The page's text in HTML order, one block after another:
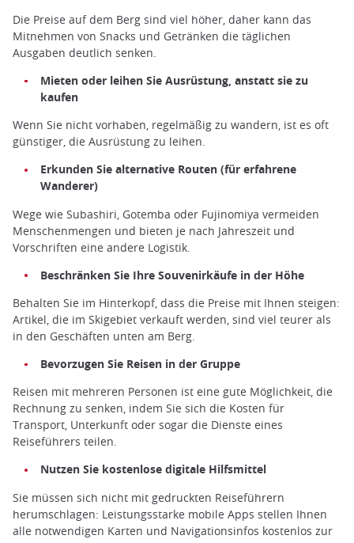
Die Preise auf dem Berg sind viel höher, daher kann das
Mitnehmen von Snacks und Getränken die täglichen
Ausgaben deutlich senken.
Mieten oder leihen Sie Ausrüstung, anstatt sie zu
kaufen
Wenn Sie nicht vorhaben, regelmäßig zu wandern, ist es oft
günstiger, die Ausrüstung zu leihen.
Erkunden Sie alternative Routen (für erfahrene
Wanderer)
Wege wie Subashiri, Gotemba oder Fujinomiya vermeiden
Menschenmengen und bieten je nach Jahreszeit und
Vorschriften eine andere Logistik.
Beschränken Sie Ihre Souvenirkäufe in der Höhe
Behalten Sie im Hinterkopf, dass die Preise mit Ihnen steigen:
Artikel, die im Skigebiet verkauft werden, sind viel teurer als
in den Geschäften unten am Berg.
Bevorzugen Sie Reisen in der Gruppe
Reisen mit mehreren Personen ist eine gute Möglichkeit, die
Rechnung zu senken, indem Sie sich die Kosten für
Transport, Unterkunft oder sogar die Dienste eines
Reiseführers teilen.
Nutzen Sie kostenlose digitale Hilfsmittel
Sie müssen sich nicht mit gedruckten Reiseführern
herumschlagen: Leistungsstarke mobile Apps stellen Ihnen
alle notwendigen Karten und Navigationsinfos kostenlos zur